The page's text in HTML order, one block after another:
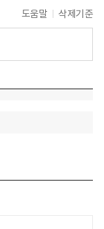
도움말 삭제기준